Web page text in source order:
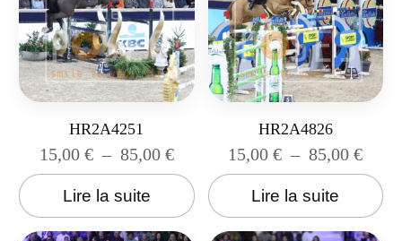
HR2A4251
15,00 € – 85,00 €
Lire la suite
HR2A4826
15,00€ – 85,00€
Lire la suite